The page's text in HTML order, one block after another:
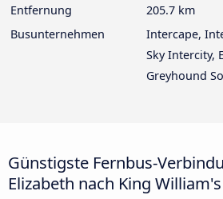
Entfernung
205.7 km
Busunternehmen
Intercape,
Sky Intercity,
Greyhound
Günstigste Fernbus-
Elizabeth nach King